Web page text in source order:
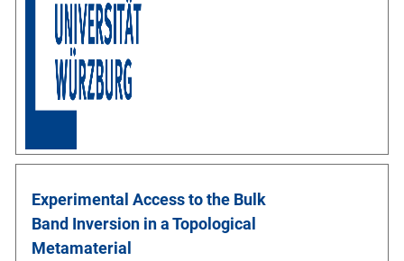
Experimental Access to the Bulk
Band Inversion in a Topological
Metamaterial